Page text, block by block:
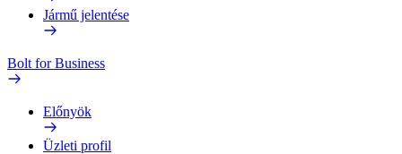
Jármű jelentése
Bolt for Business
Előnyök
Üzleti profil